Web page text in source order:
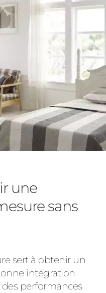
une
sans
sert à obtenir un
intégration
performances